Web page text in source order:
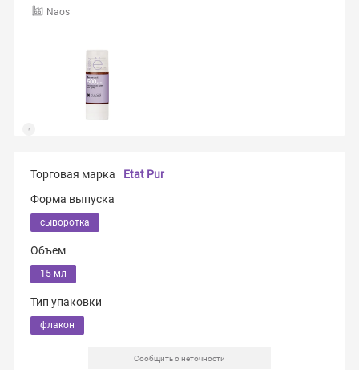
Naos
Торговая марка
Etat Pur
Форма выпуска
сыворотка
Объем
15 мл
Тип упаковки
флакон
Сообщить о неточности